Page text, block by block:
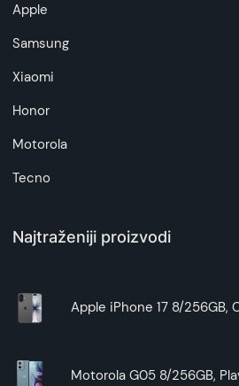
artikala budu što tačnije i
da garantuje da su svi podaci
Apple
Samsung
Xiaomi
Honor
Motorola
Tecno
Najtraženiji proizvodi
Apple iPhone 17 8/256GB,
Motorola G05 8/256GB,